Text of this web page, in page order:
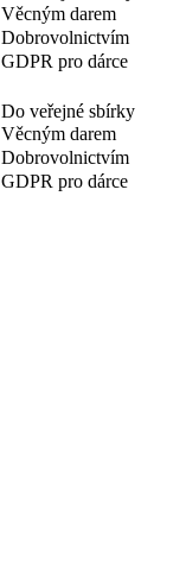
Věcným darem
Dobrovolnictvím
GDPR pro dárce
Do veřejné sbírky
Věcným darem
Dobrovolnictvím
GDPR pro dárce